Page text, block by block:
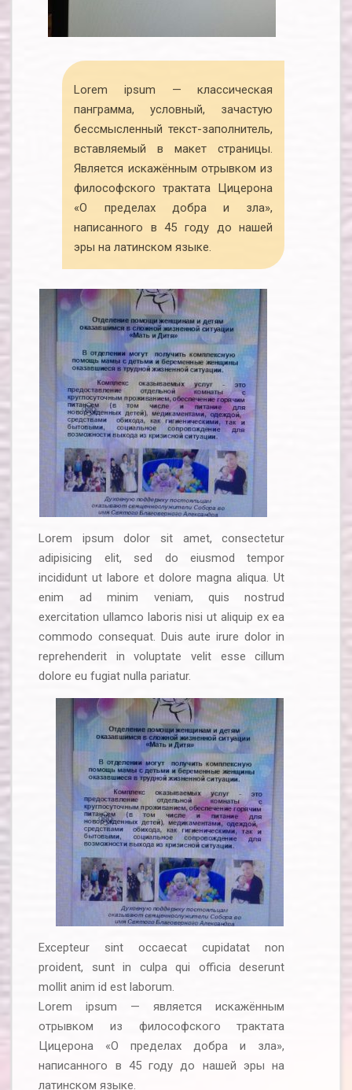
Lorem ipsum — классическая
панграмма, условный, зачастую
бессмысленный текст-заполнитель,
вставляемый в макет страницы.
Является искажённым отрывком из
философского трактата Цицерона
«О пределах добра и зла»,
написанного в 45 году до нашей
эры на латинском языке.
Lorem ipsum dolor sit amet, consectetur
adipisicing elit, sed do eiusmod tempor
incididunt ut labore et dolore magna aliqua. Ut
enim ad minim veniam, quis nostrud
exercitation ullamco laboris nisi ut aliquip ex ea
commodo consequat. Duis aute irure dolor in
reprehenderit in voluptate velit esse cillum
dolore eu fugiat nulla pariatur.
Excepteur sint occaecat cupidatat non
proident, sunt in culpa qui officia deserunt
mollit anim id est laborum.
Lorem ipsum — является искажённым
отрывком из философского трактата
Цицерона «О пределах добра и зла»,
написанного в 45 году до нашей эры на
латинском языке.